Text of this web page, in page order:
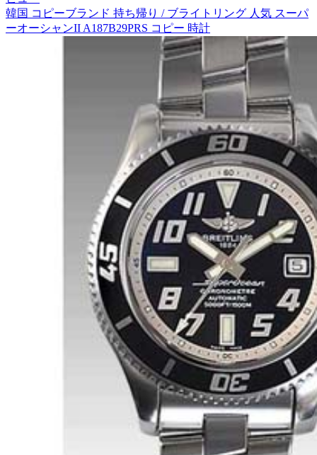
韓国 コピーブランド 持ち帰り / ブライトリング 人気 スーパ
ーオーシャンII A187B29PRS コピー 時計